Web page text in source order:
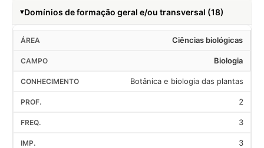
Domínios de formação geral e/ou transversal (18)
Ciências biológicas
Biologia
Botânica e biologia das plantas
2
3
3